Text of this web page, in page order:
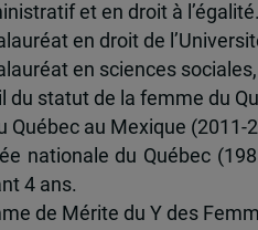
et en droit à l’égalité.
en droit de
en sciences
du statut de la femme du
Québec au Mexique (2011-
nationale du Québec
4 ans.
de Mérite du Y des